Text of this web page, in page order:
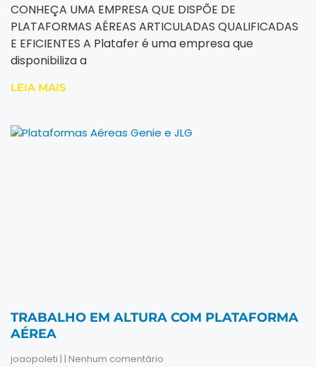
CONHEÇA UMA EMPRESA QUE DISPÕE DE
PLATAFORMAS AÉREAS ARTICULADAS QUALIFICADAS
E EFICIENTES A Platafer é uma empresa que
disponibiliza a
LEIA MAIS
TRABALHO EM ALTURA COM PLATAFORMA
AÉREA
joaopoleti Nenhum comentário